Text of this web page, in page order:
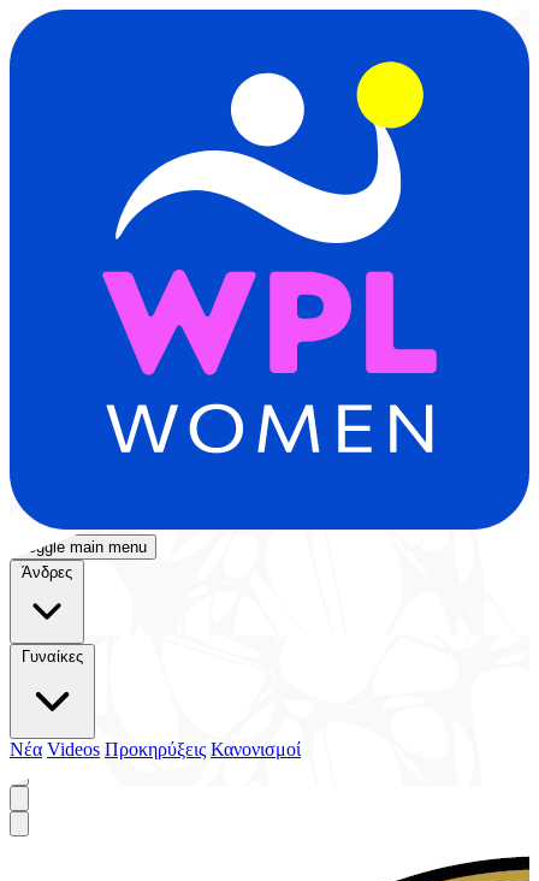
Toggle main menu
Άνδρες
Γυναίκες
Νέα Videos Προκηρύξεις Κανονισμοί